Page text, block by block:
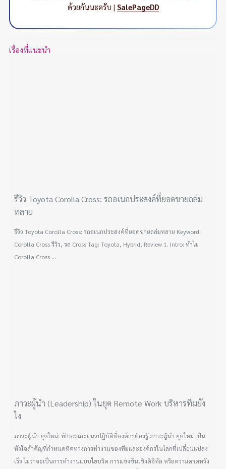
ด้วยกันนะครับ | SalePageDD
เรื่องที่แนะนำ
รีวิว Toyota Corolla Cross: รถอเนกประสงค์ที่ยอดขายถล่ม
ทลาย
รีวิว Toyota Corolla Cross: รถอเนกประสงค์ที่ยอดขายถล่มทลาย Keyword:
Corolla Cross รีวิว, รถ Cross Tag: Toyota, Hybrid, Review 1. Intro: ทำไม
Corolla Cross ...
ภาวะผู้นำ (Leadership) ในยุค Remote Work บริหารทีมยัง
ไง
ภาวะผู้นำ ยุคใหม่: ทักษะและแนวปฏิบัติที่องค์กรต้องรู้ ภาวะผู้นำ ยุคใหม่ เป็น
หัวใจสำคัญที่กำหนดทิศทางการทำงานของทีมและองค์กรในโลกที่เปลี่ยนแปลง
เร็ว ไม่ว่าจะเป็นการทำงานแบบไฮบริด การแข่งขันเชิงดิจิทัล หรือความคาดหวัง